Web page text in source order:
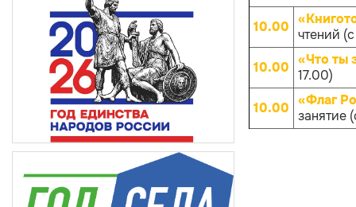
10.00 чтений
10.00 «Что ты
17.00)
10.00 «Флаг
занятие